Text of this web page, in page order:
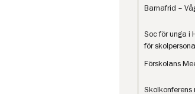
Barnafrid –
Soc för unga i
för
Förskolans
Skolkonferens